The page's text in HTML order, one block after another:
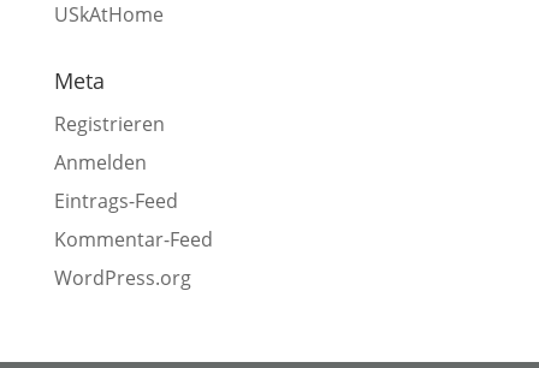
USkAtHome
Meta
Registrieren
Anmelden
Eintrags-Feed
Kommentar-Feed
WordPress.org